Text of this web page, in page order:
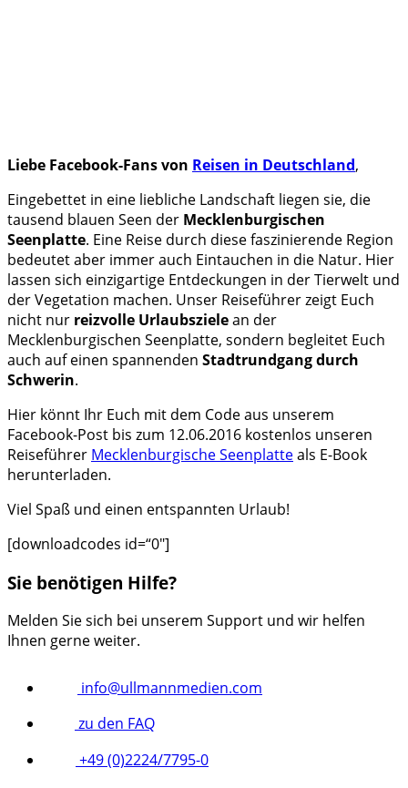
Liebe Facebook-Fans von Reisen in Deutschland,
Eingebettet in eine liebliche Landschaft liegen sie, die
tausend blauen Seen der Mecklenburgischen
Seenplatte. Eine Reise durch diese faszinierende Region
bedeutet aber immer auch Eintauchen in die Natur. Hier
lassen sich einzigartige Entdeckungen in der Tierwelt und
der Vegetation machen. Unser Reiseführer zeigt Euch
nicht nur reizvolle Urlaubszielean der
Mecklenburgischen Seenplatte, sondern begleitet Euch
auch auf einen spannenden Stadtrundgang durch
Schwerin.
Hier könnt Ihr Euch mit dem Code aus unserem
Facebook-Post bis zum 12.06.2016 kostenlos unseren
Reiseführer Mecklenburgische Seenplatteals E-Book
herunterladen.
Viel Spaß und einen entspannten Urlaub!
[downloadcodes id=“0″]
Sie benötigen Hilfe?
Melden Sie sich bei unserem Support und wir helfen
Ihnen gerne weiter.
info@ullmannmedien.com
zu den FAQ
+49 (0)2224/7795-0